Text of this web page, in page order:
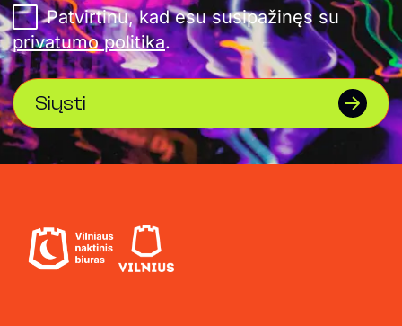
Patvirtinu, kad esu susipažinęs su
privatumo politika.
Siųsti